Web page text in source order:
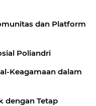
dan Platform
Poliandri
Keagamaan dalam
dengan Tetap